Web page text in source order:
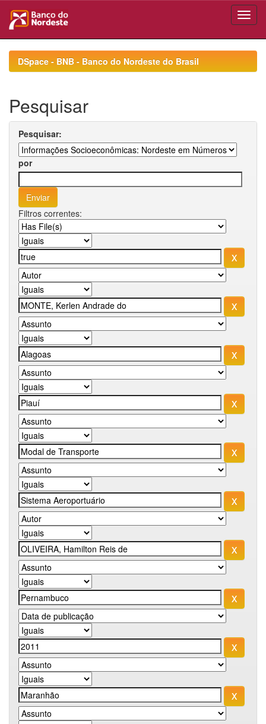
navigationDSpace - BNB - Banco do Nordeste do Brasil
Pesquisar
Pesquisar:
por
Filtros correntes: